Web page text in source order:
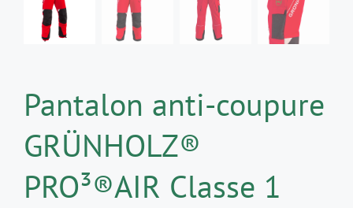
Pantalon anti-coupure
GRÜNHOLZ®
PRO³®AIR Classe 1